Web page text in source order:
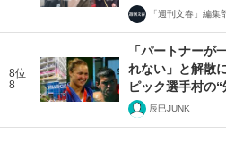
「週刊文春」編集
8位
8
「パートナーが
れない」と解散
ピック選手村の
辰巳JUNK